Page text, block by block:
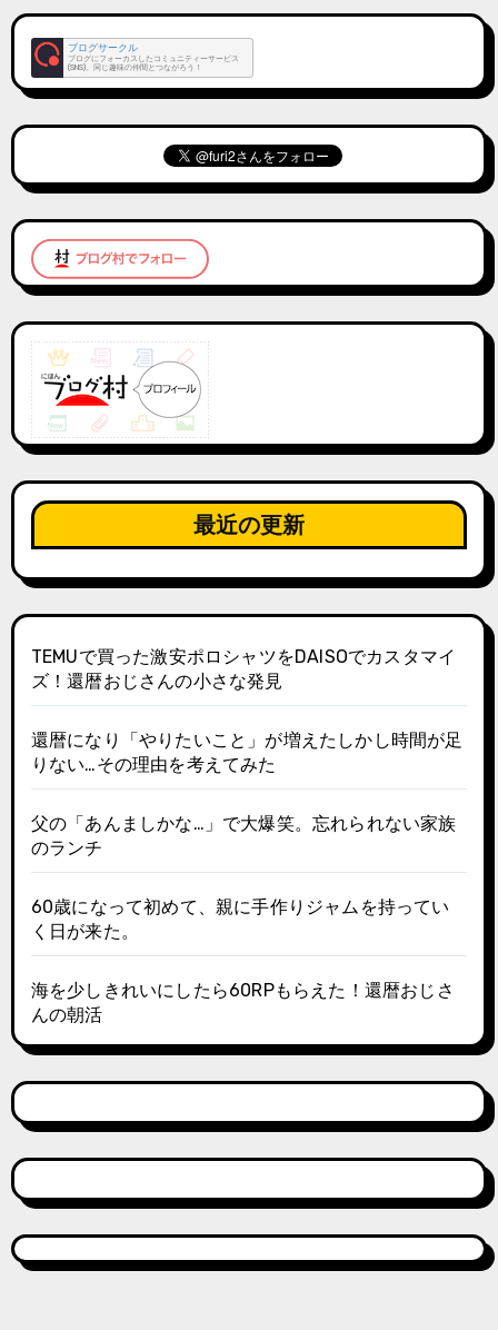
ブログサークル
ブログにフォーカスしたコミュニティーサービス
(SNS)。同じ趣味の仲間とつながろう！
最近の更新
TEMUで買った激安ポロシャツをDAISOでカスタマイ
ズ！還暦おじさんの小さな発見
還暦になり「やりたいこと」が増えたしかし時間が足
りない…その理由を考えてみた
父の「あんましかな…」で大爆笑。忘れられない家族
のランチ
60歳になって初めて、親に手作りジャムを持ってい
く日が来た。
海を少しきれいにしたら60RPもらえた！還暦おじさ
んの朝活